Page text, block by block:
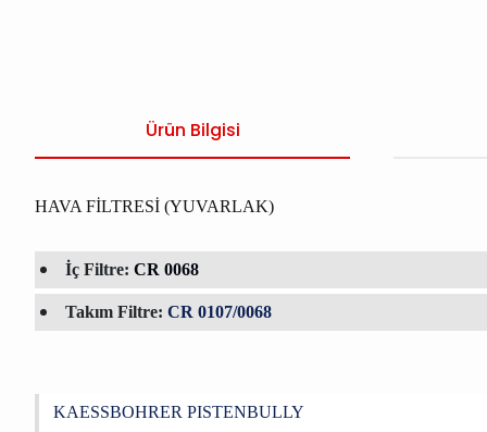
Ürün Bilgisi
HAVA FİLTRESİ (YUVARLAK)
İç Filtre: CR 0068
Takım Filtre: CR 0107/0068
KAESSBOHRER PISTENBULLY